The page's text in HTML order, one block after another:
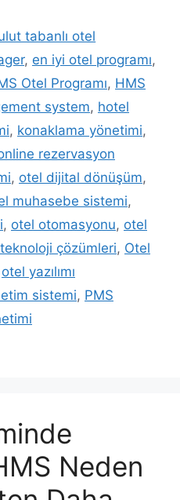
tabanlı otel
, en iyi otel programı,
Otel Programı, HMS
system, hotel
, konaklama yönetimi,
rezervasyon
, otel dijital dönüşüm,
muhasebe sistemi,
, otel otomasyonu, otel
çözümleri, Otel
otel yazılımı
sistemi, PMS
Neden